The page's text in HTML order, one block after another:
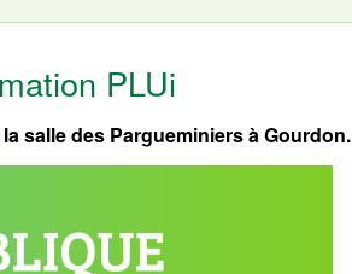
PLUi
salle des Pargueminiers à Gourdon.